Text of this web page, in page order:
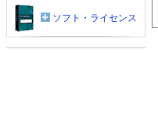
ソフト・ライセンス